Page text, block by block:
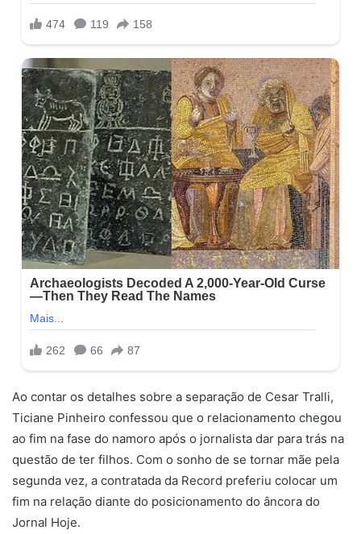
Ao contar os detalhes sobre a separação de Cesar Tralli,
Ticiane Pinheiro confessou que o relacionamento chegou
ao fim na fase do namoro após o jornalista dar para trás na
questão de ter filhos. Com o sonho de se tornar mãe pela
segunda vez, a contratada da Record preferiu colocar um
fim na relação diante do posicionamento do âncora do
Jornal Hoje.